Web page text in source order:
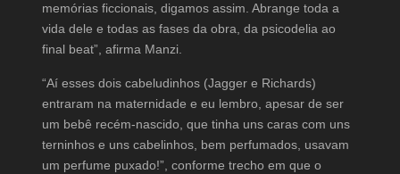
memórias ficcionais, digamos assim. Abrange toda a
vida dele e todas as fases da obra, da psicodelia ao
final beat”, afirma Manzi.
“Aí esses dois cabeludinhos (Jagger e Richards)
entraram na maternidade e eu lembro, apesar de ser
um bebê recém-nascido, que tinha uns caras com uns
terninhos e uns cabelinhos, bem perfumados, usavam
um perfume puxado!”, conforme trecho em que o